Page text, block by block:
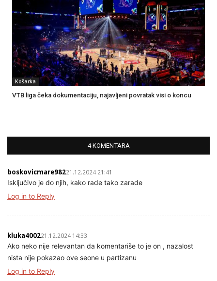
Košarka
VTB liga čeka dokumentaciju, najavljeni povratak visi o koncu
4 KOMENTARA
boskovicmare98221.12.2024 21:41
Isključivo je do njih, kako rade tako zarade
Log in to Reply
kluka400221.12.2024 14:33
Ako neko nije relevantan da komentariše to je on , nazalost
nista nije pokazao ove seone u partizanu
Log in to Reply